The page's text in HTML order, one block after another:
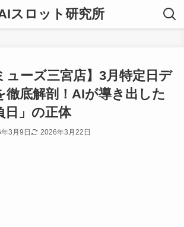
スロット研究所
ューズ三宮店】3月特定日デ
徹底解剖！AIが導き出した
日」の正体
3月9日 2026年3月22日